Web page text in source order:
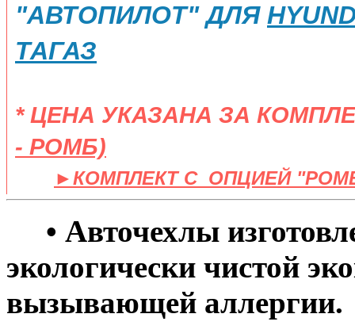
"АВТОПИЛОТ" ДЛЯ
ТАГАЗ
* ЦЕНА УКАЗАНА ЗА
- РОМБ)
►КОМПЛЕКТ C ОПЦИЕЙ
• Авточехлы
экологически чистой
вызывающей аллергии.